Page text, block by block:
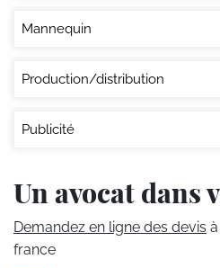
Mannequin
Production/distribution
Publicité
Un avocat dans
Demandez en ligne des devis
france